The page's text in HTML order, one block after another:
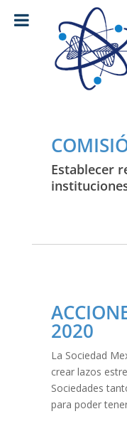
Establecer
2020
La Sociedad
crear lazos
Sociedades
para poder